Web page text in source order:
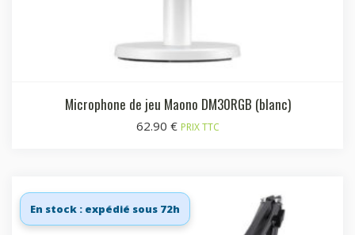
Microphone de jeu Maono DM30RGB (blanc)
62.90 € PRIX TTC
En stock : expédié sous 72h